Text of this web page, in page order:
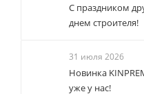
С праздником
днем строителя!
31 июля 2026
Новинка
уже у нас!